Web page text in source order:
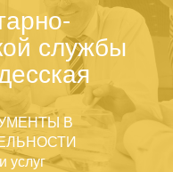
службы
В
услуг